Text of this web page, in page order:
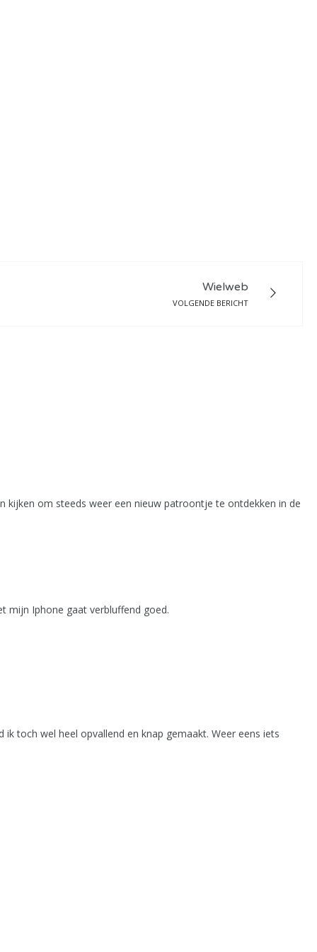
Wielweb
VOLGENDE BERICHT
kijken om steeds weer een nieuw patroontje te ontdekken in de
mijn Iphone gaat verbluffend goed.
toch wel heel opvallend en knap gemaakt. Weer eens iets